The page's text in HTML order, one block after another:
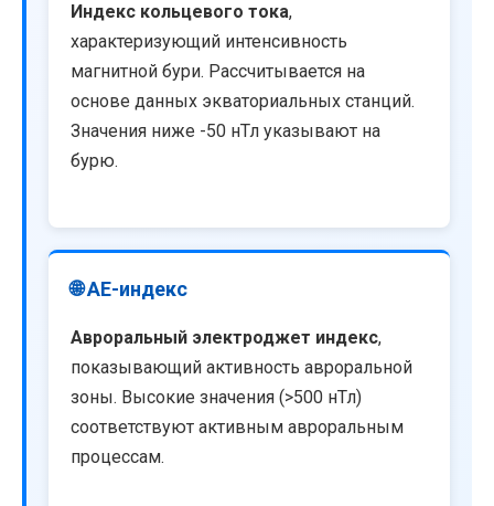
Индекс кольцевого тока,
характеризующий интенсивность
магнитной бури. Рассчитывается на
основе данных экваториальных станций.
Значения ниже -50 нТл указывают на
бурю.
🌐 AE-индекс
Авроральный электроджет индекс,
показывающий активность авроральной
зоны. Высокие значения (>500 нТл)
соответствуют активным авроральным
процессам.